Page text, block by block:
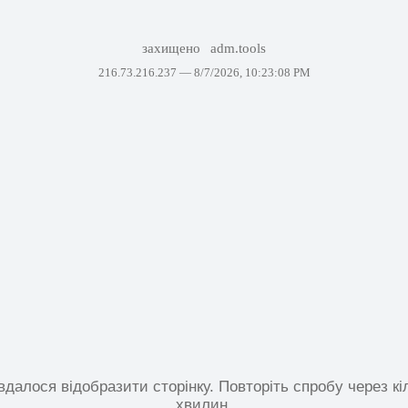
захищено adm.tools
216.73.216.237 — 8/7/2026, 10:23:08 PM
відобразити сторінку. Повторіть спробу через